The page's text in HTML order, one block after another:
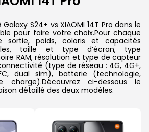
Galaxy S24+ vs XIAOMI 14T Pro dans le
pour faire votre choix.Pour chaque
poids, coloris et capacités
taille et type d’écran, type
RAM, résolution et type de capteur
(type de réseau : 4G, 4G+,
dual sim), batterie (technologie,
ci-dessous le
détaillé des deux modèles.